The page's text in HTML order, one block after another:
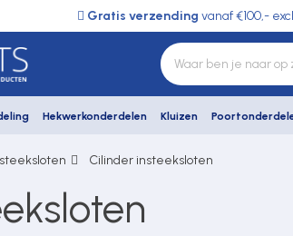
Gratis verzending vanaf €100,-
Hekwerkonderdelen Kluizen
Cilinder insteeksloten